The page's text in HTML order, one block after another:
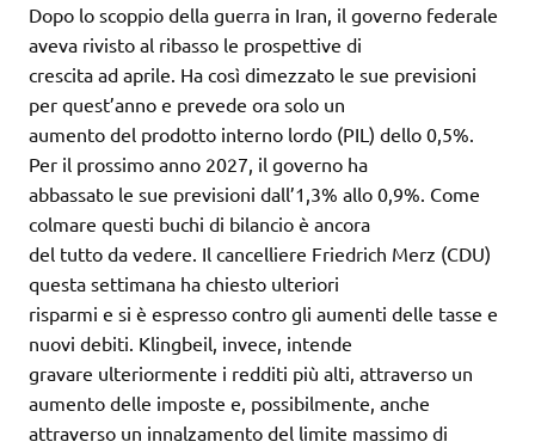
Dopo lo scoppio della guerra in Iran, il governo federale
aveva rivisto al ribasso le prospettive di
crescita ad aprile. Ha così dimezzato le sue previsioni
per quest’anno e prevede ora solo un
aumento del prodotto interno lordo (PIL) dello 0,5%.
Per il prossimo anno 2027, il governo ha
abbassato le sue previsioni dall’1,3% allo 0,9%. Come
colmare questi buchi di bilancio è ancora
del tutto da vedere. Il cancelliere Friedrich Merz (CDU)
questa settimana ha chiesto ulteriori
risparmi e si è espresso contro gli aumenti delle tasse e
nuovi debiti. Klingbeil, invece, intende
gravare ulteriormente i redditi più alti, attraverso un
aumento delle imposte e, possibilmente, anche
attraverso un innalzamento del limite massimo di